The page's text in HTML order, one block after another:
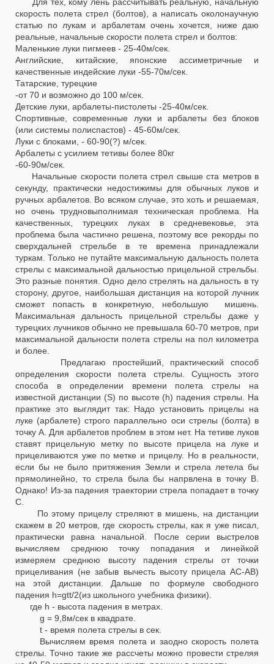
скорость полета стрел (болтов), а написать околонаучную
статью по лукам и арбалетам очень хочется, ниже даю
реальные, начальные скорости полета стрел и болтов:
Маленькие луки пигмеев - 25-40м/сек.
Английские, китайские, японские ассиметричные и
качественные индейские луки -55-70м/сек.
Татарские, турецкие
-от 70 и возможно до 100 м/сек.
Детские луки, арбалеты-пистолеты -25-40м/сек.
Спортивные, современные луки и арбалеты без блоков
(или системы полиспастов) - 45-60м/сек.
Луки с блоками, - 60-90(?) м/сек.
Арбалеты с усилием тетивы более 80кг
-60-90м/сек.
Начальные скорости полета стрел свыше ста метров в
секунду, практически недостижимы для обычных луков и
ручных арбалетов. Во всяком случае, это хоть и решаемая,
но очень трудновыполнимая техническая проблема. На
качественных, турецких луках в средневековье, эта
проблема была частично решена, поэтому все рекорды по
сверхдальней стрельбе в те времена принадлежали
туркам. Только не путайте максимальную дальность полета
стрелы с максимальной дальностью прицельной стрельбы.
Это разные понятия. Одно дело стрелять на дальность в ту
сторону, другое, наибольшая дистанция на которой лучник
сможет попасть в конкретную, небольшую мишень.
Максимальная дальность прицельной стрельбы даже у
турецких лучников обычно не превышала 60-70 метров, при
максимальной дальности полета стрелы на пол километра
и более.
Предлагаю простейший, практический способ
определения скорости полета стрелы. Сущность этого
способа в определении времени полета стрелы на
известной дистанции (S) по высоте (h) падения стрелы. На
практике это выглядит так: Надо установить прицелы на
луке (арбалете) строго параллельно оси стрелы (болта) в
точку А. Для арбалетов проблем в этом нет. На тетиве луков
ставят прицельную метку по высоте прицела на луке и
прицеливаются уже по метке и прицелу. Но в реальности,
если бы не было притяжения Земли и стрела летела бы
прямолинейно, то стрела была бы напрвлена в точку В.
Однако! Из-за падения траектории стрела попадает в точку
С.
По этому прицелу стреляют в мишень, на дистанции
скажем в 20 метров, где скорость стрелы, как я уже писал,
практически равна начальной. После серии выстрелов
вычисляем среднюю точку попадания и линейкой
измеряем среднюю высоту падения стрелы от точки
прицеливания (не забыв вычесть высоту прицела АС-АВ)
на этой дистанции. Дальше по формуле свободного
падения h=gtt/2(из школьного учебника физики).
где h - высота падения в метрах.
g = 9,8м/сек в квадрате.
t - время полета стрелы в сек.
Вычисляем время полета и заодно скорость полета
стрелы. Точно такие же рассчеты можно провести стреляя